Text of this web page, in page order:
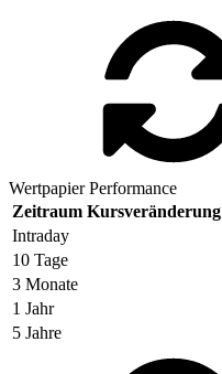
Wertpapier Performance
Zeitraum Kursveränderung
Intraday
10 Tage
3 Monate
1 Jahr
5 Jahre